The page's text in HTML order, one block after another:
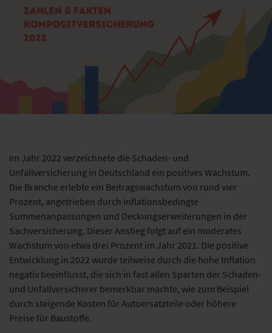
Im Jahr 2022 verzeichnete die Schaden- und
Unfallversicherung in Deutschland ein positives Wachstum.
Die Branche erlebte ein Beitragswachstum von rund vier
Prozent, angetrieben durch inflationsbedingte
Summenanpassungen und Deckungserweiterungen in der
Sachversicherung. Dieser Anstieg folgt auf ein moderates
Wachstum von etwa drei Prozent im Jahr 2021. Die positive
Entwicklung in 2022 wurde teilweise durch die hohe Inflation
negativ beeinflusst, die sich in fast allen Sparten der Schaden-
und Unfallversicherer bemerkbar machte, wie zum Beispiel
durch steigende Kosten für Autoersatzteile oder höhere
Preise für Baustoffe.